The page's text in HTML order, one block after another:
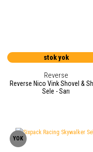
stok yok
Reverse
Reverse Nico Vink Shovel &
Sele - Sarı
YOK